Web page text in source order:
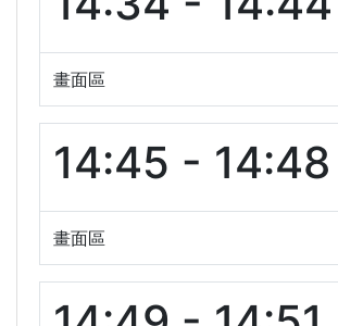
畫面區
14:45 - 14:48
畫面區